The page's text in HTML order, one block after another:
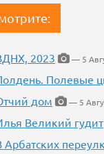
2023
— 5
Полевые
дом
— 5
Великий гудит
Арбатских